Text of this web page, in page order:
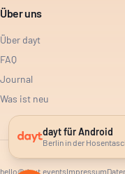
Über uns
Über dayt
FAQ
Journal
Was ist neu
hello@dayt.eventsImpressum
dayt für Android
Berlin in der